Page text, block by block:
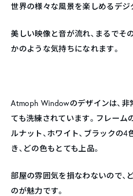
世界の様々な風景を楽しめるデジ
美しい映像と音が流れ、まるでそ
かのような気持ちになれます。
Atmoph Windowのデザインは、
ても洗練されています。フレーム
ルナット、ホワイト、ブラックの
き、どの色もとても上品。
部屋の雰囲気を損なわないので、
のが魅力です。